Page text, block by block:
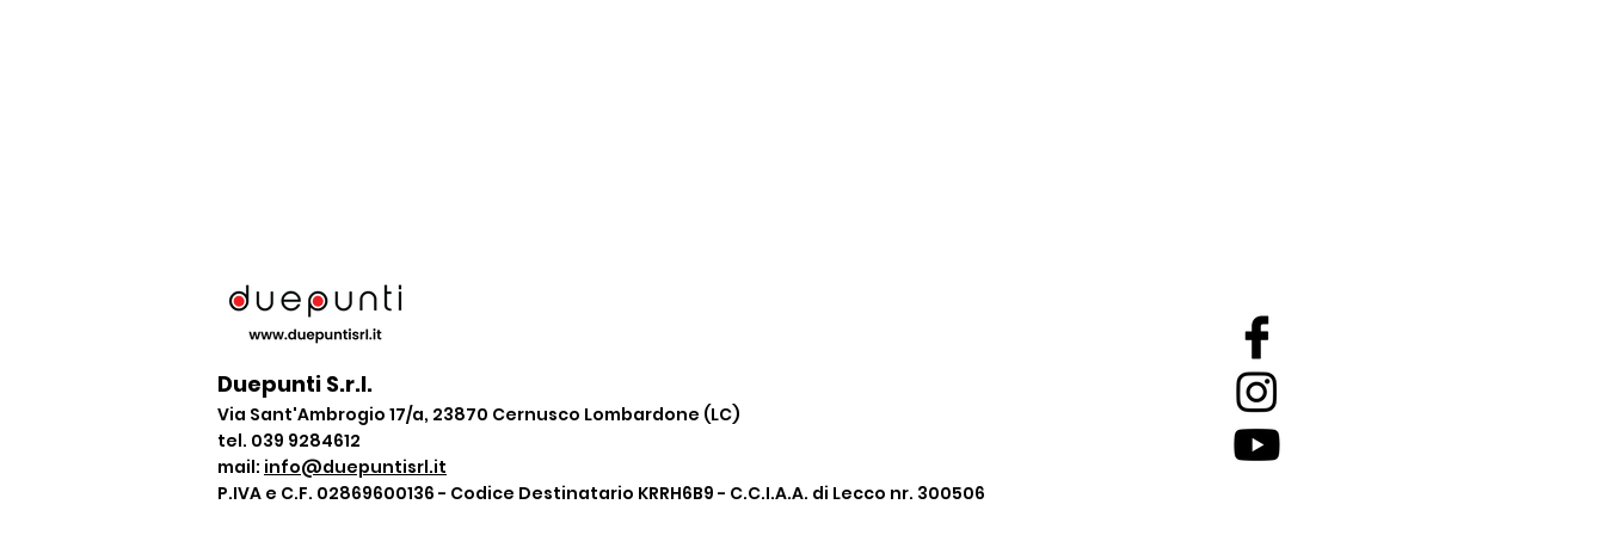
Duepunti S.r.l.
Via Sant'Ambrogio 17/a, 23870 Cernusco Lombardone (LC)
tel. 039 9284612
mail: info@duepuntisrl.it
P.IVA e C.F. 02869600136 - Codice Destinatario KRRH6B9 - C.C.I.A.A. di Lecco nr. 300506